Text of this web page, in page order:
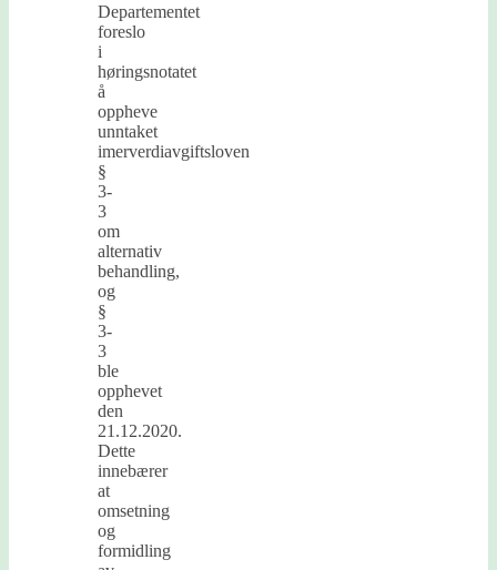
Departementet
foreslo
i
høringsnotatet
å
oppheve
unntaket
imerverdiavgiftsloven
§
3-
3
om
alternativ
behandling,
og
§
3-
3
ble
opphevet
den
21.12.2020.
Dette
innebærer
at
omsetning
og
formidling